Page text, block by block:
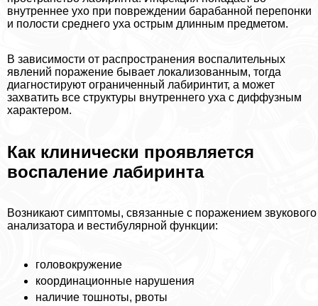
внутреннее ухо при повреждении баpaбанной перепонки
и полости среднего уха острым длинным предметом.
В зависимости от распространения воспалительных
явлений поражение бывает локализованным, тогда
диагностируют ограниченный лабиринтит, а может
захватить все структуры внутреннего уха с диффузным
хаpaктером.
Как клинически проявляется
воспаление лабиринта
Возникают симптомы, связанные с поражением звукового
анализатора и вестибулярной функции:
головокружение
координационные нарушения
наличие тошноты, рвоты